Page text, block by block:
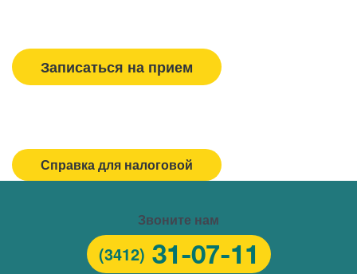
Записаться на прием
Справка для налоговой
Звоните нам
(3412) 31-07-11